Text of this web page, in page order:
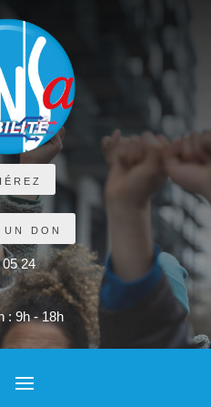
don
24
: 9h - 18h